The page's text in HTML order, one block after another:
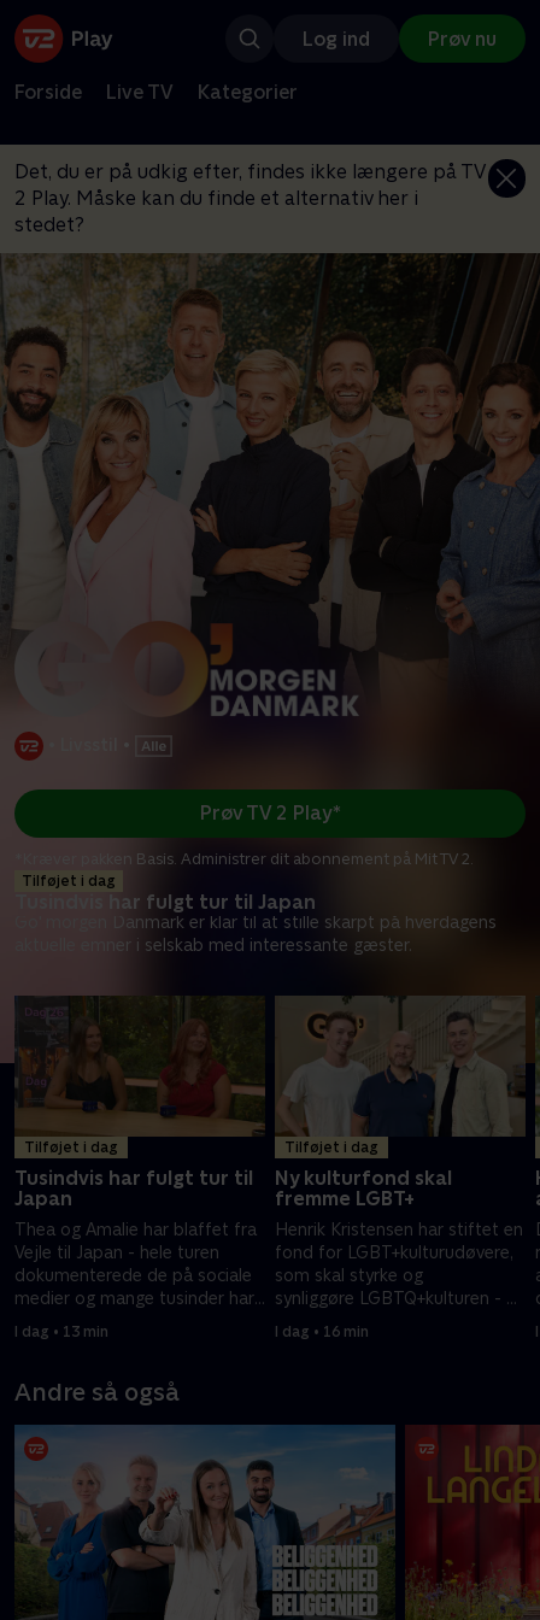
Log ind Prøv nu
Forside Live TV Kategorier
Det, du er på udkig efter, findes ikke længere på TV
2 Play. Måske kan du finde et alternativ her i
stedet?
Tilføjet i dag
Tusindvis har fulgt tur til Japan
Go' morgen Danmark er klar til at stille skarpt på hverdagens
aktuelle emner i selskab med interessante gæster.
Prøv TV 2 Play*
*Kræver pakken Basis. Administrer dit abonnement på Mit TV 2.
Tilføjet i dag
Tusindvis har fulgt tur til
Japan
Thea og Amalie har blaffet fra
Vejle til Japan - hele turen
dokumenterede de på sociale
medier og mange tusinder har
farefulde færd.
I dag • 13 min
Tilføjet i dag
Ny kulturfond skal
fremme LGBT+
Henrik Kristensen har stiftet en
fond for LGBT+kulturudøvere,
som skal styrke og
synliggøre LGBTQ+kulturen -
I dag • 16 min
Andre så også